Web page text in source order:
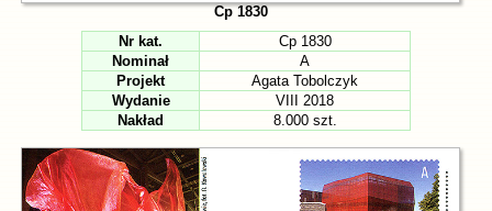
Cp 1830
Nr kat.
Cp 1830
Nominał
A
Projekt
Agata Tobolczyk
Wydanie
VIII 2018
Nakład
8.000 szt.